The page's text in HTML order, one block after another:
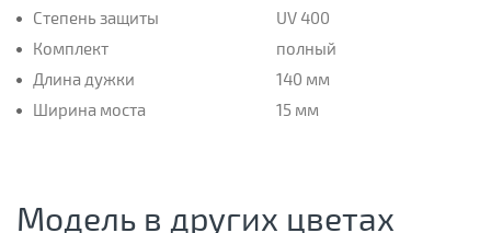
Степень защиты
UV 400
Комплект
полный
Длина дужки
140 мм
Ширина моста
15 мм
Модель в других цветах